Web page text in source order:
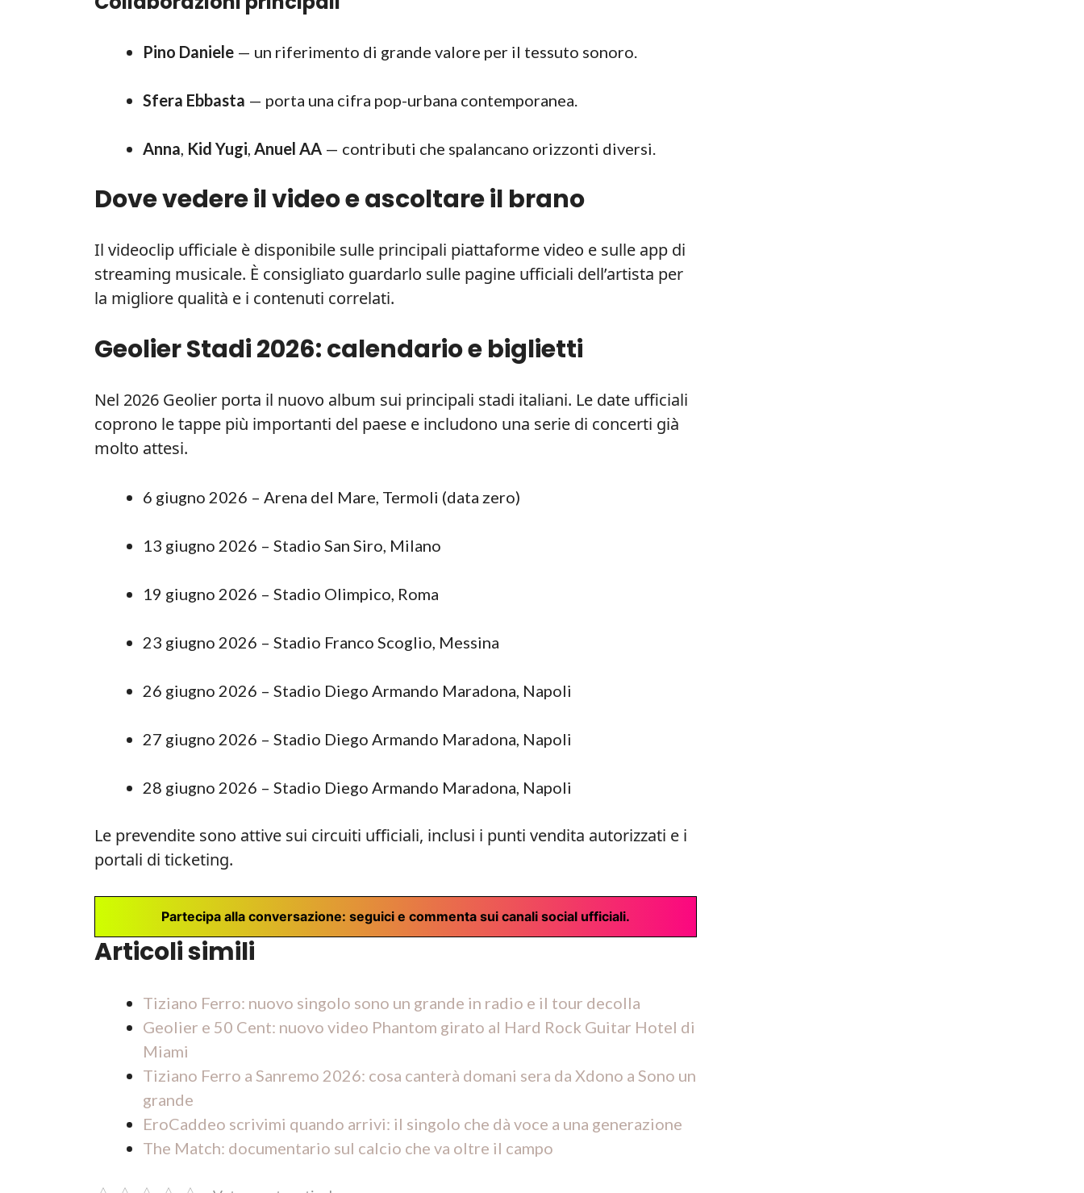
Pino Daniele — un riferimento di grande valore per il tessuto sonoro.
Sfera Ebbasta — porta una cifra pop-urbana contemporanea.
Anna, Kid Yugi, Anuel AA — contributi che spalancano orizzonti diversi.
Dove vedere il video e ascoltare il brano
Il videoclip ufficiale è disponibile sulle principali piattaforme video e sulle app di
streaming musicale. È consigliato guardarlo sulle pagine ufficiali dell’artista per
la migliore qualità e i contenuti correlati.
Geolier Stadi 2026: calendario e biglietti
Nel 2026 Geolier porta il nuovo album sui principali stadi italiani. Le date ufficiali
coprono le tappe più importanti del paese e includono una serie di concerti già
molto attesi.
6 giugno 2026 – Arena del Mare, Termoli (data zero)
13 giugno 2026 – Stadio San Siro, Milano
19 giugno 2026 – Stadio Olimpico, Roma
23 giugno 2026 – Stadio Franco Scoglio, Messina
26 giugno 2026 – Stadio Diego Armando Maradona, Napoli
27 giugno 2026 – Stadio Diego Armando Maradona, Napoli
28 giugno 2026 – Stadio Diego Armando Maradona, Napoli
Le prevendite sono attive sui circuiti ufficiali, inclusi i punti vendita autorizzati e i
portali di ticketing.
Partecipa alla conversazione: seguici e commenta sui canali social ufficiali.
Articoli simili
Tiziano Ferro: nuovo singolo sono un grande in radio e il tour decolla
Geolier e 50 Cent: nuovo video Phantom girato al Hard Rock Guitar Hotel di
Miami
Tiziano Ferro a Sanremo 2026: cosa canterà domani sera da Xdono a Sono un
grande
EroCaddeo scrivimi quando arrivi: il singolo che dà voce a una generazione
The Match: documentario sul calcio che va oltre il campo